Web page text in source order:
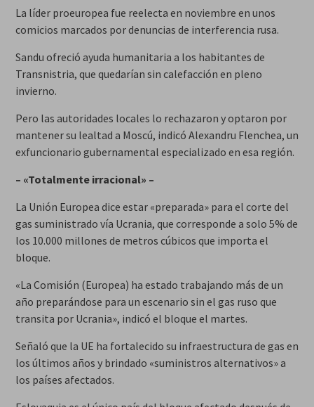
La líder proeuropea fue reelecta en noviembre en unos
comicios marcados por denuncias de interferencia rusa.
Sandu ofreció ayuda humanitaria a los habitantes de
Transnistria, que quedarían sin calefacción en pleno
invierno.
Pero las autoridades locales lo rechazaron y optaron por
mantener su lealtad a Moscú, indicó Alexandru Flenchea, un
exfuncionario gubernamental especializado en esa región.
– «Totalmente irracional» –
La Unión Europea dice estar «preparada» para el corte del
gas suministrado vía Ucrania, que corresponde a solo 5% de
los 10.000 millones de metros cúbicos que importa el
bloque.
«La Comisión (Europea) ha estado trabajando más de un
año preparándose para un escenario sin el gas ruso que
transita por Ucrania», indicó el bloque el martes.
Señaló que la UE ha fortalecido su infraestructura de gas en
los últimos años y brindado «suministros alternativos» a
los países afectados.